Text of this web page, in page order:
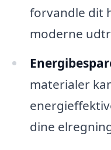
forvandle dit
moderne
materialer
dine